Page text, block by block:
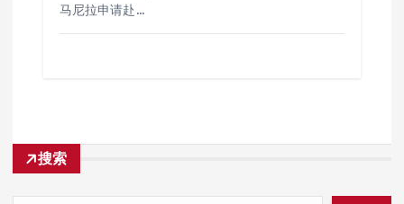
马尼拉申请赴…
搜索